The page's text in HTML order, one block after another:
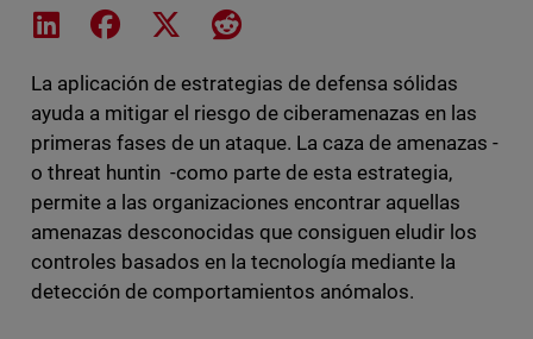
Share on LinkedIn
Share on Facebook
Share on XShare on Reddit
La aplicación de estrategias de defensa sólidas
ayuda a mitigar el riesgo de ciberamenazas en las
primeras fases de un ataque. La caza de amenazas -
o threat huntin -como parte de esta estrategia,
permite a las organizaciones encontrar aquellas
amenazas desconocidas que consiguen eludir los
controles basados en la tecnología mediante la
detección de comportamientos anómalos.